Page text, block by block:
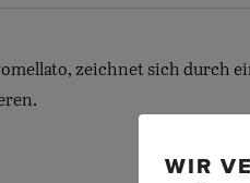
zeichnet sich durch
WIR